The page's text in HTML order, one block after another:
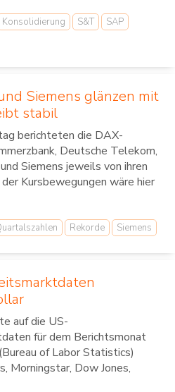
Konsolidierung S&T
SAP
Siemens glänzen mit
stabil
berichteten die DAX-
Deutsche Telekom,
Siemens jeweils von ihren
Kursbewegungen wäre hier
Rekorde Siemens
auf die US-
für dem Berichtsmonat
of Labor Statistics)
Morningstar, Dow Jones,